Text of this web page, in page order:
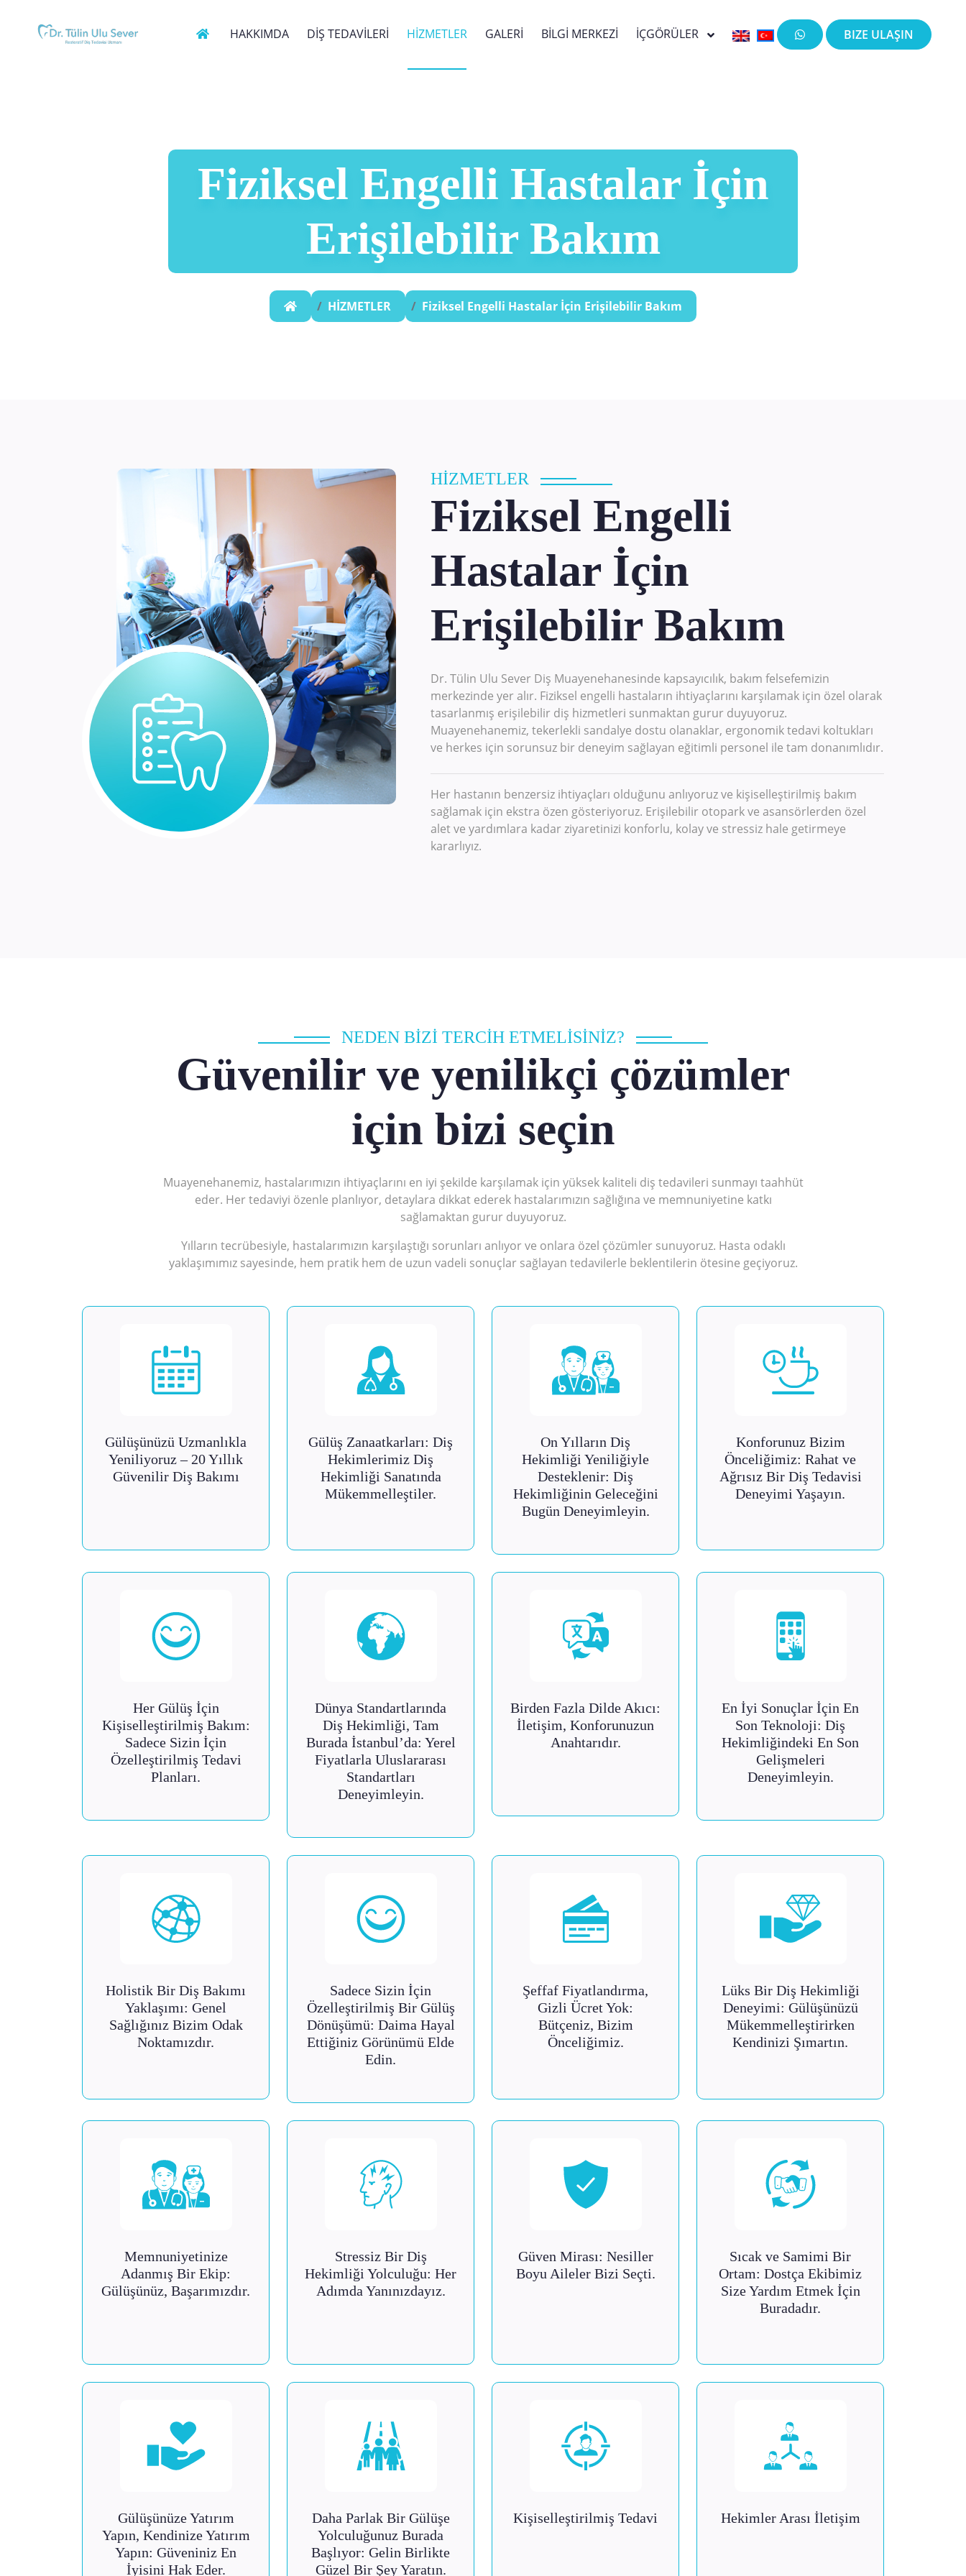
HAKKIMDA DİŞ TEDAVİLERİ HİZMETLER GALERİ BİLGİ MERKEZİ İÇGÖRÜLER BIZE ULAŞIN
Fiziksel Engelli Hastalar İçin
Erişilebilir Bakım
HİZMETLER Fiziksel Engelli Hastalar İçin Erişilebilir Bakım
HİZMETLER
Fiziksel Engelli
Hastalar İçin
Erişilebilir Bakım
Dr. Tülin Ulu Sever Diş Muayenehanesinde kapsayıcılık, bakım felsefemizin
merkezinde yer alır. Fiziksel engelli hastaların ihtiyaçlarını karşılamak için özel olarak
tasarlanmış erişilebilir diş hizmetleri sunmaktan gurur duyuyoruz.
Muayenehanemiz, tekerlekli sandalye dostu olanaklar, ergonomik tedavi koltukları
ve herkes için sorunsuz bir deneyim sağlayan eğitimli personel ile tam donanımlıdır.
Her hastanın benzersiz ihtiyaçları olduğunu anlıyoruz ve kişiselleştirilmiş bakım
sağlamak için ekstra özen gösteriyoruz. Erişilebilir otopark ve asansörlerden özel
alet ve yardımlara kadar ziyaretinizi konforlu, kolay ve stressiz hale getirmeye
kararlıyız.
NEDEN BİZİ TERCİH ETMELİSİNİZ?
Güvenilir ve yenilikçi çözümler
için bizi seçin
Muayenehanemiz, hastalarımızın ihtiyaçlarını en iyi şekilde karşılamak için yüksek kaliteli diş tedavileri sunmayı taahhüt
eder. Her tedaviyi özenle planlıyor, detaylara dikkat ederek hastalarımızın sağlığına ve memnuniyetine katkı
sağlamaktan gurur duyuyoruz.
Yılların tecrübesiyle, hastalarımızın karşılaştığı sorunları anlıyor ve onlara özel çözümler sunuyoruz. Hasta odaklı
yaklaşımımız sayesinde, hem pratik hem de uzun vadeli sonuçlar sağlayan tedavilerle beklentilerin ötesine geçiyoruz.
Gülüşünüzü Uzmanlıkla
Yeniliyoruz – 20 Yıllık
Güvenilir Diş Bakımı
Gülüş Zanaatkarları: Diş
Hekimlerimiz Diş
Hekimliği Sanatında
Mükemmelleştiler.
On Yılların Diş
Hekimliği Yeniliğiyle
Desteklenir: Diş
Hekimliğinin Geleceğini
Bugün Deneyimleyin.
Konforunuz Bizim
Önceliğimiz: Rahat ve
Ağrısız Bir Diş Tedavisi
Deneyimi Yaşayın.
Her Gülüş İçin
Kişiselleştirilmiş Bakım:
Sadece Sizin İçin
Özelleştirilmiş Tedavi
Planları.
Dünya Standartlarında
Diş Hekimliği, Tam
Burada İstanbul’da: Yerel
Fiyatlarla Uluslararası
Standartları
Deneyimleyin.
Birden Fazla Dilde Akıcı:
İletişim, Konforunuzun
Anahtarıdır.
En İyi Sonuçlar İçin En
Son Teknoloji: Diş
Hekimliğindeki En Son
Gelişmeleri
Deneyimleyin.
Holistik Bir Diş Bakımı
Yaklaşımı: Genel
Sağlığınız Bizim Odak
Noktamızdır.
Sadece Sizin İçin
Özelleştirilmiş Bir Gülüş
Dönüşümü: Daima Hayal
Ettiğiniz Görünümü Elde
Edin.
Şeffaf Fiyatlandırma,
Gizli Ücret Yok:
Bütçeniz, Bizim
Önceliğimiz.
Lüks Bir Diş Hekimliği
Deneyimi: Gülüşünüzü
Mükemmelleştirirken
Kendinizi Şımartın.
Memnuniyetinize
Adanmış Bir Ekip:
Gülüşünüz, Başarımızdır.
Stressiz Bir Diş
Hekimliği Yolculuğu: Her
Adımda Yanınızdayız.
Güven Mirası: Nesiller
Boyu Aileler Bizi Seçti.
Sıcak ve Samimi Bir
Ortam: Dostça Ekibimiz
Size Yardım Etmek İçin
Buradadır.
Gülüşünüze Yatırım
Yapın, Kendinize Yatırım
Yapın: Güveniniz En
İyisini Hak Eder.
Daha Parlak Bir Gülüşe
Yolculuğunuz Burada
Başlıyor: Gelin Birlikte
Güzel Bir Şey Yaratın.
Kişiselleştirilmiş Tedavi Hekimler Arası İletişim